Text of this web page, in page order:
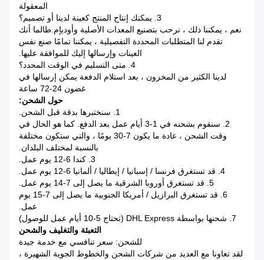
المعقولة
3. يمكنك إنتاج المنتج كعينة لدينا أو تصميم؟
نعم ، يمكننا ذلك ، نرحب بتصنيع المعدات الأصلية وأوديإم.طالما أنك
تقدم لنا المتطلبات المحددة التفصيلية ، يمكننا تمامًا صنع نفس
العينات وإرسالها إليك للموافقة عليها.
4. متى التسليم في الوقت المحدد؟
لدينا الكثير من المخزون ، بعد استلام الدفعة يمكن إرسالها في
غضون 24-72 ساعة
حول الشحن:
1. سنختبرها بدقة قبل الشحن.
2. سنقوم بشحنه في 1-3 أيام عمل بعد الدفع. كما هو الحال في
وقت الشحن ، عادة ما يكون 7-30 يومًا ، والتي ستكون مختلفة
بالنسبة لمختلف البلدان.
3. كندا 6-12 يوم عمل.
4. قد تستغرق فرنسا / إسبانيا / إيطاليا / ألمانيا 6-12 يوم عمل.
5. قد تستغرق أوروبا الشرقية ما يصل إلى 7-14 يوم عمل.
6. قد تستغرق البرازيل / أمريكا الجنوبية ما يصل إلى 7-15 يوم
عمل.
7. شحنها بواسطة DHL Express (تحتاج 5-10 أيام عمل للوصول)
التعبئة والتغليف والشحن
للشحن: سعر تنافسي مع خدمة جيدة
لقد تعاونا مع العديد من شركات الشحن والخطوط الجوية الشهيرة ،